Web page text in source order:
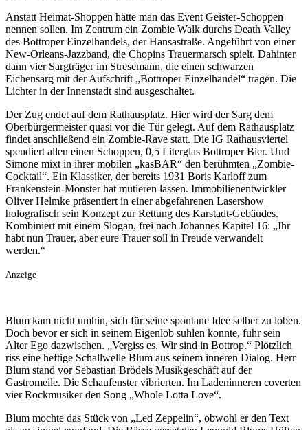
Anstatt Heimat-Shoppen hätte man das Event Geister-Schoppen
nennen sollen. Im Zentrum ein Zombie Walk durchs Death Valley
des Bottroper Einzelhandels, der Hansastraße. Angeführt von einer
New-Orleans-Jazzband, die Chopins Trauermarsch spielt. Dahinter
dann vier Sargträger im Stresemann, die einen schwarzen
Eichensarg mit der Aufschrift „Bottroper Einzelhandel“ tragen. Die
Lichter in der Innenstadt sind ausgeschaltet.
Der Zug endet auf dem Rathausplatz. Hier wird der Sarg dem
Oberbürgermeister quasi vor die Tür gelegt. Auf dem Rathausplatz
findet anschließend ein Zombie-Rave statt. Die IG Rathausviertel
spendiert allen einen Schoppen, 0,5 Literglas Bottroper Bier. Und
Simone mixt in ihrer mobilen „kasBAR“ den berühmten „Zombie-
Cocktail“. Ein Klassiker, der bereits 1931 Boris Karloff zum
Frankenstein-Monster hat mutieren lassen. Immobilienentwickler
Oliver Helmke präsentiert in einer abgefahrenen Lasershow
holografisch sein Konzept zur Rettung des Karstadt-Gebäudes.
Kombiniert mit einem Slogan, frei nach Johannes Kapitel 16: „Ihr
habt nun Trauer, aber eure Trauer soll in Freude verwandelt
werden.“
Anzeige
Blum kam nicht umhin, sich für seine spontane Idee selber zu loben.
Doch bevor er sich in seinem Eigenlob suhlen konnte, fuhr sein
Alter Ego dazwischen. „Vergiss es. Wir sind in Bottrop.“ Plötzlich
riss eine heftige Schallwelle Blum aus seinem inneren Dialog. Herr
Blum stand vor Sebastian Brödels Musikgeschäft auf der
Gastromeile. Die Schaufenster vibrierten. Im Ladeninneren coverten
vier Rockmusiker den Song „Whole Lotta Love“.
Blum mochte das Stück von „Led Zeppelin“, obwohl er den Text